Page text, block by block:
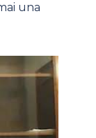
una